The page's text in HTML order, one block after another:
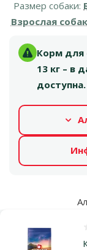
Размер собаки:
Взрослая
Корм для
13 кг – в
доступна.